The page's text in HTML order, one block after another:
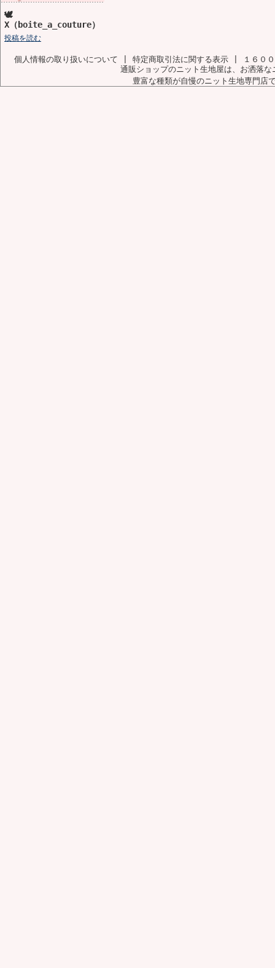
🕊️
X（boite_a_couture）
投稿を読む
個人情報の取り扱いについて 特定商取引法に関する表示|
１６０
通販ショップのニット生地屋は、お洒落
豊富な種類が自慢のニット生地専門店